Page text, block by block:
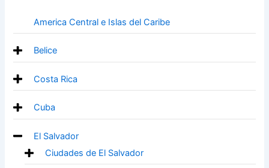
America Central e Islas del Caribe
Belice
Costa Rica
Cuba
El Salvador
Ciudades de El Salvador